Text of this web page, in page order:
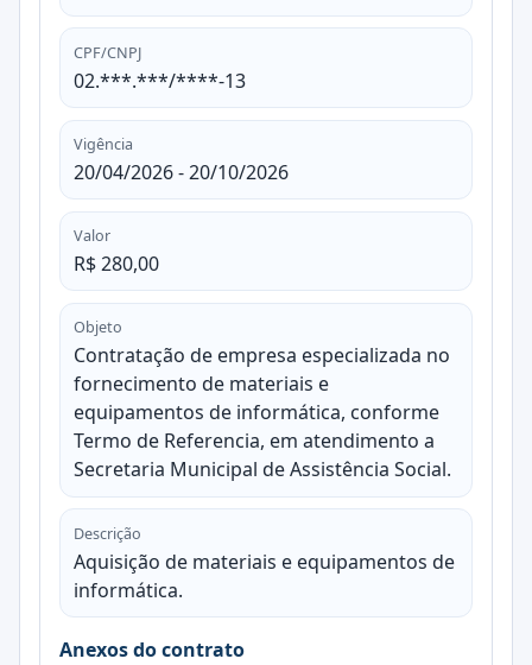
CPF/CNPJ
02.***.***/****-13
Vigência
20/04/2026 - 20/10/2026
Valor
R$ 280,00
Objeto
Contratação de empresa especializada no
fornecimento de materiais e
equipamentos de informática, conforme
Termo de Referencia, em atendimento a
Secretaria Municipal de Assistência Social.
Descrição
Aquisição de materiais e equipamentos de
informática.
Anexos do contrato